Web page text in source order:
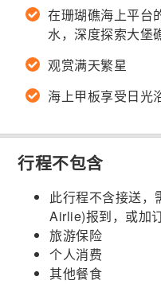
在珊瑚礁海上平台
水，深度探索大堡
观赏满天繁星
海上甲板享受日光
行程不包含
此行程不含接送
Airlie)报到，或加
旅游保险
个人消费
其他餐食